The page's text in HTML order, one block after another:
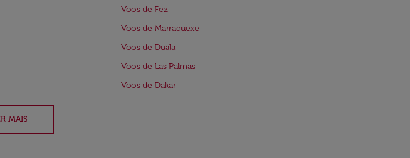
Voos de Fez
Voos de Marraquexe
Voos de Duala
Voos de Las Palmas
Voos de Dakar
MAIS